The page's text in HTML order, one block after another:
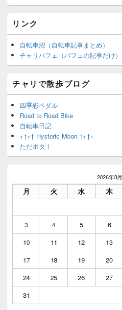
リンク
自転車沼（自転車記事まとめ）
チャリパフェ（パフェの記事だけ
チャリで散歩ブログ
四季彩ペダル
Road to Road Bike
自転車日記
+†+† Hysteric Moon †+†+
ただポタ！
2026年8月
月 火 水 木
3
4 5 6
10
11 12 13
17
18 19 20
24
25 26 27
31